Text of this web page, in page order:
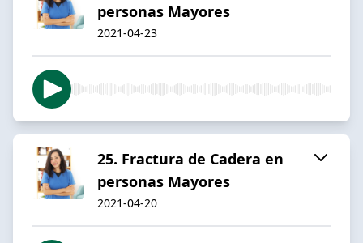
personas Mayores
2021-04-23
25. Fractura de Cadera en
personas Mayores
2021-04-20